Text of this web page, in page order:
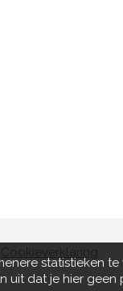
statistieken te
uit dat je hier geen
Cookieverklaring